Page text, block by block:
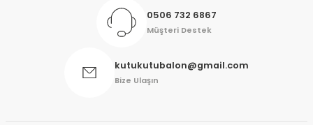
0506 732 6867
Müşteri Destek
kutukutubalon@gmail.com
Bize Ulaşın